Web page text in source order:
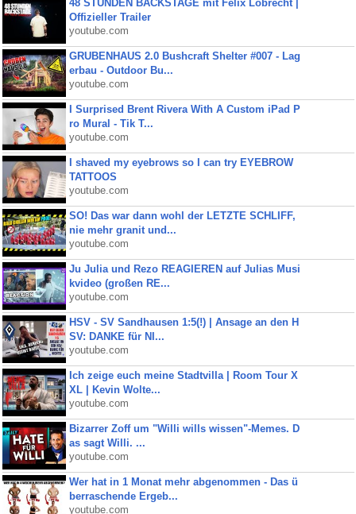
48 STUNDEN BACKSTAGE mit Felix Lobrecht |
Offizieller Trailer
youtube.com
GRUBENHAUS 2.0 Bushcraft Shelter #007 - Lag
erbau - Outdoor Bu...
youtube.com
I Surprised Brent Rivera With A Custom iPad P
ro Mural - Tik T...
youtube.com
I shaved my eyebrows so I can try EYEBROW
TATTOOS
youtube.com
SO! Das war dann wohl der LETZTE SCHLIFF,
nie mehr granit und...
youtube.com
Ju Julia und Rezo REAGIEREN auf Julias Musi
kvideo (großen RE...
youtube.com
HSV - SV Sandhausen 1:5(!) | Ansage an den H
SV: DANKE für NI...
youtube.com
Ich zeige euch meine Stadtvilla | Room Tour X
XL | Kevin Wolte...
youtube.com
Bizarrer Zoff um "Willi wills wissen"-Memes. D
as sagt Willi. ...
youtube.com
Wer hat in 1 Monat mehr abgenommen - Das ü
berraschende Ergeb...
youtube.com